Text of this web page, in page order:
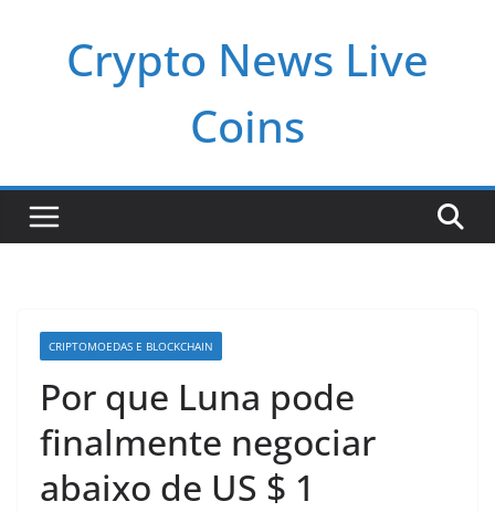
Crypto News Live
Coins
CRIPTOMOEDAS E BLOCKCHAIN
Por que Luna pode
finalmente negociar
abaixo de US $ 1